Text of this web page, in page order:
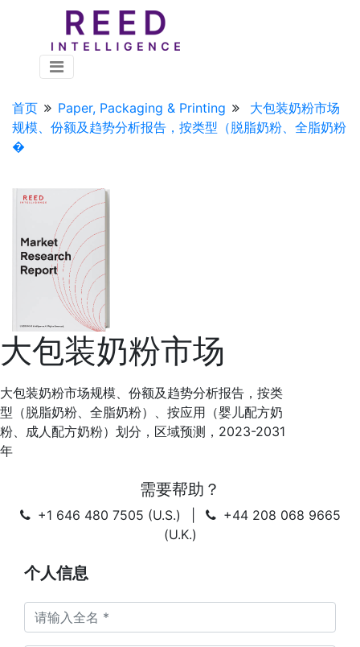
首页 Paper, Packaging & Printing
大包装奶粉市场
规模、份额及趋势分析报告，按类型（脱脂奶粉、全脂奶粉
�
大包装奶粉市场
大包装奶粉市场规模、份额及趋势分析报告，按类
型（脱脂奶粉、全脂奶粉）、按应用（婴儿配方奶
粉、成人配方奶粉）划分，区域预测，2023-2031
年
需要帮助？
+1 646 480 7505 (U.S.)
+44 208 068 9665
(U.K.)
个人信息